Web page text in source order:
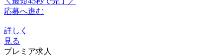
応募へ進む
詳しく
見る
プレミア求人